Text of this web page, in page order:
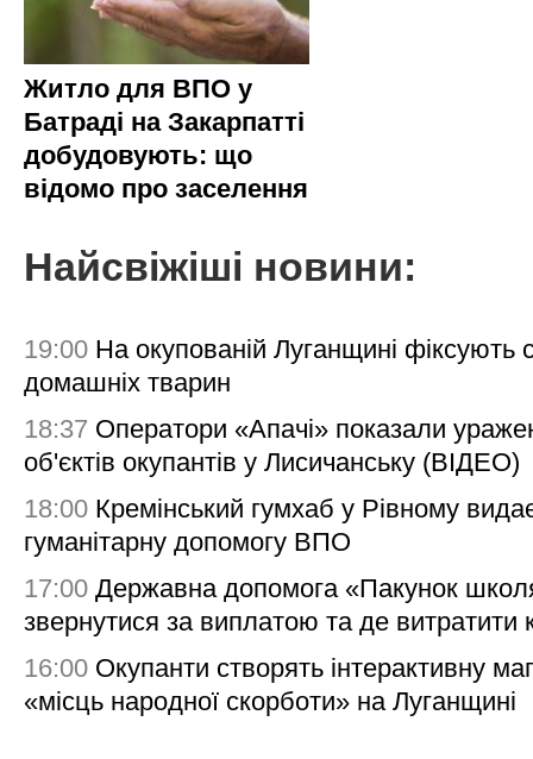
Житло для ВПО у
Батраді на Закарпатті
добудовують: що
відомо про заселення
Найсвіжіші новини:
19:00 На окупованій Луганщині фіксують
домашніх тварин
18:37 Оператори «Апачі» показали
об'єктів окупантів у Лисичанську (ВІДЕО)
18:00 Кремінський гумхаб у Рівному
гуманітарну допомогу ВПО
17:00 Державна допомога «Пакунок
звернутися за виплатою та де витратити
16:00 Окупанти створять інтерактивну
«місць народної скорботи» на Луганщині